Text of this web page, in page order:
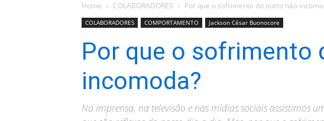
Home COLABORADORES Por que o sofrimento do outro não
COLABORADORES COMPORTAMENTO Jackson César Buonocore
Por que o sofrimento
incomoda?
Na imprensa, na televisão e nas mídias sociais assistimos